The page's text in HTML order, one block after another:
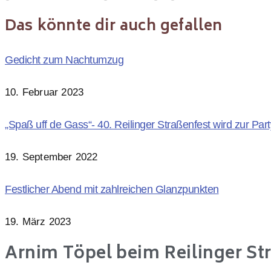
Das könnte dir auch gefallen
Gedicht zum Nachtumzug
10. Februar 2023
„Spaß uff de Gass“- 40. Reilinger Straßenfest wird zur
19. September 2022
Festlicher Abend mit zahlreichen Glanzpunkten
19. März 2023
Arnim Töpel beim Reilinger